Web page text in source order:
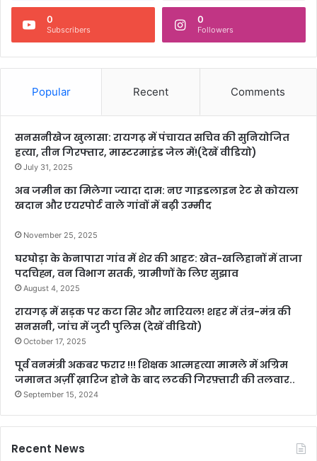
0
Subscribers
0
Followers
Popular Recent Comments
सनसनीखेज खुलासा: रायगढ़ में पंचायत सचिव की सुनियोजित
हत्या, तीन गिरफ्तार, मास्टरमाइंड जेल में!(देखें वीडियो)
July 31, 2025
अब जमीन का मिलेगा ज्यादा दाम: नए गाइडलाइन रेट से कोयला
खदान और एयरपोर्ट वाले गांवों में बढ़ी उम्मीद
November 25, 2025
घरघोड़ा के केनापारा गांव में शेर की आहट: खेत-खलिहानों में ताजा
पदचिह्न, वन विभाग सतर्क, ग्रामीणों के लिए सुझाव
August 4, 2025
रायगढ़ में सड़क पर कटा सिर और नारियल! शहर में तंत्र-मंत्र की
सनसनी, जांच में जुटी पुलिस (देखें वीडियो)
October 17, 2025
पूर्व वनमंत्री अकबर फरार !!! शिक्षक आत्महत्या मामले में अग्रिम
जमानत अर्ज़ी ख़ारिज होने के बाद लटकी गिरफ़्तारी की तलवार..
September 15, 2024
Recent News